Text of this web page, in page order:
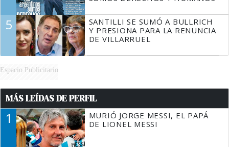
5
SANTILLI SE SUMÓ A BULLRICH
Y PRESIONA PARA LA RENUNCIA
DE VILLARRUEL
Espacio Publicitario
MÁS LEÍDAS DE PERFIL
1
MURIÓ JORGE MESSI, EL PAPÁ
DE LIONEL MESSI